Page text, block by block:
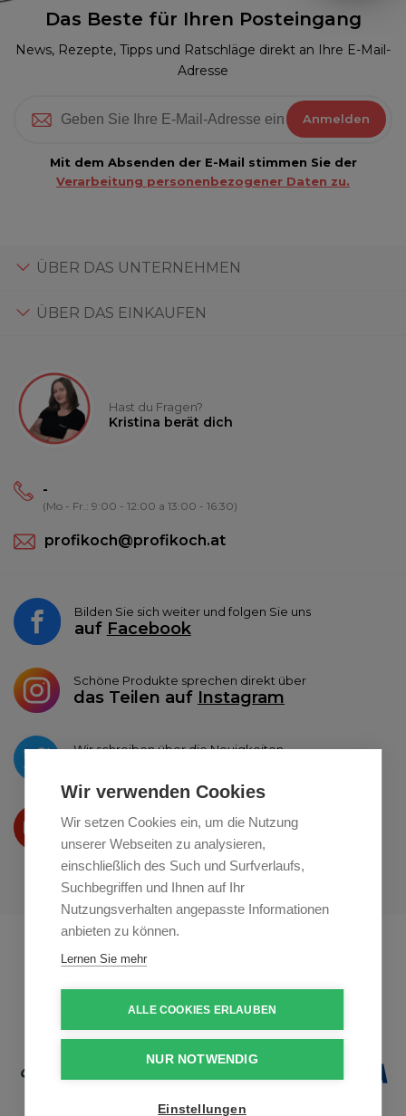
Wir verwenden Cookies
Wir setzen Cookies ein, um die Nutzung
unserer Webseiten zu analysieren,
einschließlich des Such und Surfverlaufs,
Suchbegriffen und Ihnen auf Ihr
Nutzungsverhalten angepasste Informationen
anbieten zu können.
Lernen Sie mehr
ALLE COOKIES ERLAUBEN
NUR NOTWENDIG
Einstellungen
Das Beste für Ihren Posteingang
News, Rezepte, Tipps und Ratschläge direkt an Ihre E-Mail-
Adresse
Anmelden
Mit dem Absenden der E-Mail stimmen Sie der
Verarbeitung personenbezogener Daten zu.
ÜBER DAS UNTERNEHMEN
ÜBER DAS EINKAUFEN
Hast du Fragen?
Kristina berät dich
-
(Mo - Fr.: 9:00 - 12:00 a 13:00 - 16:30)
profikoch@profikoch.at
Bilden Sie sich weiter und folgen Sie uns
auf Facebook
Schöne Produkte sprechen direkt über
das Teilen auf Instagram
Wir schreiben über die Neuigkeiten
Wir präsentieren Ihre produkte
Youtube
Profikuchar.sk